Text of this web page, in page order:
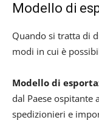
Modello di
Quando si tratta di
modi in cui è
Modello di
dal Paese ospitante
spedizionieri e